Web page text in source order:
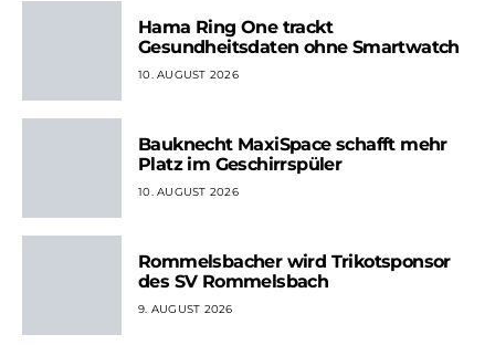
Hama Ring One trackt
Gesundheitsdaten ohne Smartwatch
10. AUGUST 2026
Bauknecht MaxiSpace schafft mehr
Platz im Geschirrspüler
10. AUGUST 2026
Rommelsbacher wird Trikotsponsor
des SV Rommelsbach
9. AUGUST 2026